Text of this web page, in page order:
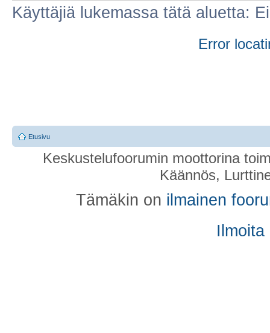
Käyttäjiä lukemassa tätä aluetta:
Error
Etusivu
Keskustelufoorumin moottorina
Käännös,
Tämäkin on ilmainen